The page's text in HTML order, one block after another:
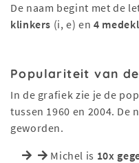
De naam begint met de
klinkers (i, e) en4
Populariteit van
In de grafiek zie je de
tussen 1960 en 2004.
geworden.
Michel is 10x